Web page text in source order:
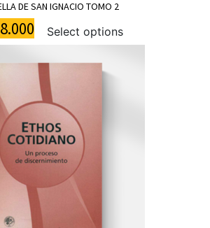
DE SAN IGNACIO TOMO 2
Select options